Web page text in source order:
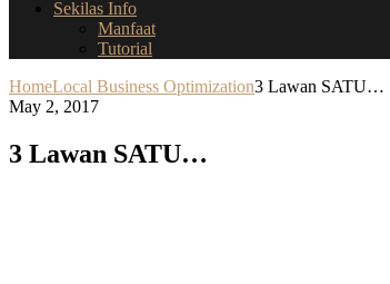
Sekilas Info
Manfaat
Tutorial
HomeLocal Business Optimization3 Lawan SATU…
May 2, 2017
3 Lawan SATU…